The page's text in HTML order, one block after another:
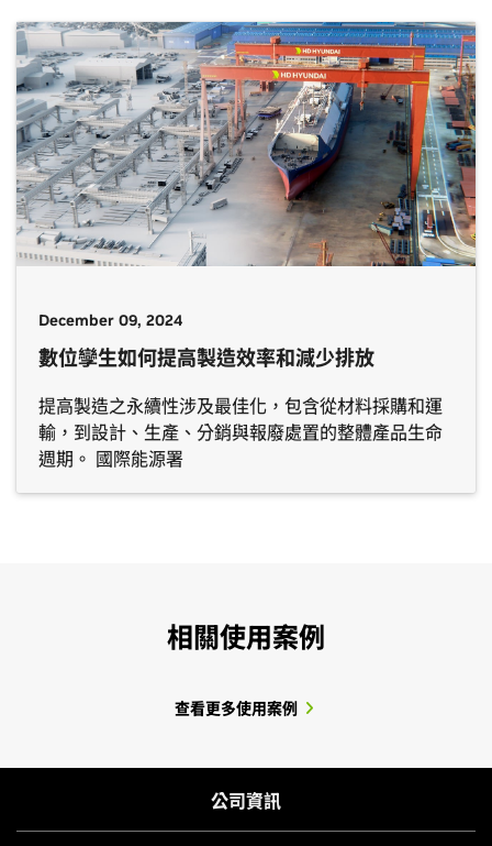
December 09, 2024
數位孿生如何提高製造效率和減少排放
提高製造之永續性涉及最佳化，包含從材料採購和運
輸，到設計、生產、分銷與報廢處置的整體產品生命
週期。 國際能源署
相關使用案例
查看更多使用案例
公司資訊